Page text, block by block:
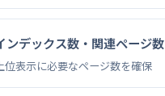
ンデックス数・関連ページ数
位表示に必要なページ数を確保